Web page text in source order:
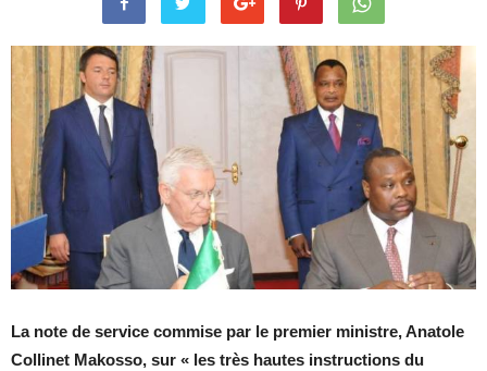
La note de service commise par le premier ministre, Anatole
Collinet Makosso, sur « les très hautes instructions du